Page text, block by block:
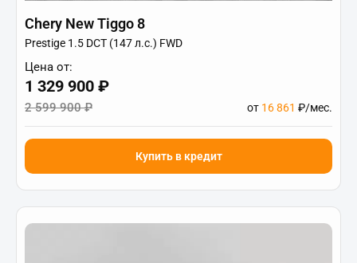
Chery New Tiggo 8
Prestige 1.5 DCT (147 л.с.) FWD
Цена от:
1 329 900 ₽
2 599 900 ₽ от 16 861 ₽/мес.
Купить в кредит